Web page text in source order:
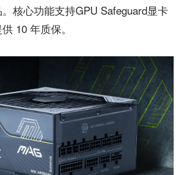
核心功能支持GPU Safeguard显卡
10 年质保。